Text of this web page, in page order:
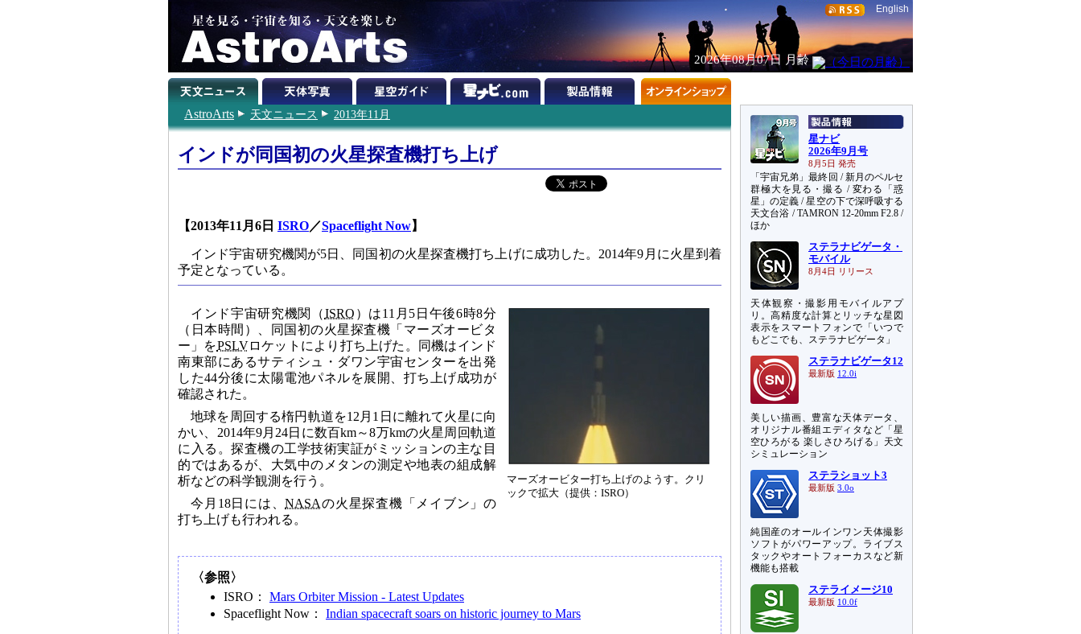
English
2026年08月07日 月齢
AstroArts 天文ニュース 2013年11月
インドが同国初の火星探査機打ち上げ
【2013年11月6日 ISRO／Spaceflight Now】
インド宇宙研究機関が5日、同国初の火星探査機打ち上げに成功した。2014年9月に火星到着
予定となっている。
マーズオービター打ち上げのようす。クリ
ックで拡大（提供：ISRO）
インド宇宙研究機関（ISRO ）は11月5日午後6時8分
（日本時間）、同国初の火星探査機「マーズオービタ
ー」をPSLVロケットにより打ち上げた。同機はインド
南東部にあるサティシュ・ダワン宇宙センターを出発
した44分後に太陽電池パネルを展開、打ち上げ成功が
確認された。
地球を周回する楕円軌道を12月1日に離れて火星に向
かい、2014年9月24日に数百km～8万kmの火星周回軌道
に入る。探査機の工学技術実証がミッションの主な目
的ではあるが、大気中のメタンの測定や地表の組成解
析などの科学観測を行う。
今月18日には、NASAの火星探査機「メイブン」の
打ち上げも行われる。
〈参照〉
ISRO： Mars Orbiter Mission - Latest Updates
Spaceflight Now： Indian spacecraft soars on historic journey to Mars
星ナビ
2026年9月号
8月5日 発売
「宇宙兄弟」最終回 / 新月のペルセ
群極大を見る・撮る / 変わる「惑
星」の定義 / 星空の下で深呼吸する
天文台浴 / TAMRON 12-20mm F2.8 /
ほか
ステラナビゲータ・
モバイル
8月4日 リリース
天体観察・撮影用モバイルアプ
リ。高精度な計算とリッチな星図
表示をスマートフォンで「いつで
もどこでも、ステラナビゲータ」
ステラナビゲータ12
最新版 12.0i
美しい描画、豊富な天体データ、
オリジナル番組エディタなど「星
空ひろがる 楽しさひろげる」天文
シミュレーション
ステラショット3
最新版 3.0o
純国産のオールインワン天体撮影
ソフトがパワーアップ。ライブス
タックやオートフォーカスなど新
機能も搭載
ステライメージ10
最新版 10.0f